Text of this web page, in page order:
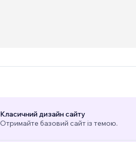
Класичний дизайн сайту
Отримайте базовий сайт із темою.